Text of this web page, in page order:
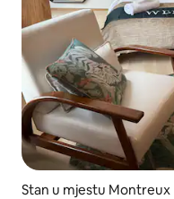
Stan u mjestu Montreux